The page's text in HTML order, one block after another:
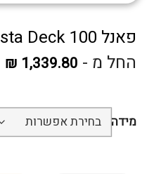
פאנל Rasta Deck 100
החל מ - 1,339.80
₪
מידה